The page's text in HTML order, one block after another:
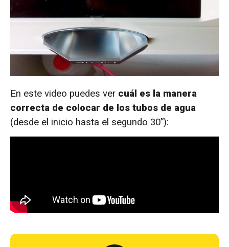
En este video puedes ver cuál es la manera
correcta de colocar de los tubos de agua
(desde el inicio hasta el segundo 30”):